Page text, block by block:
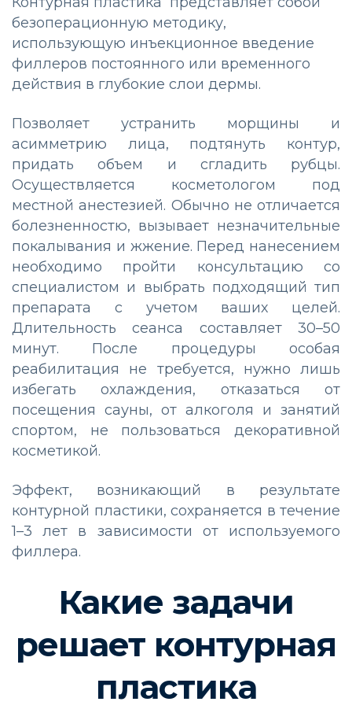
безоперационную методику,
использующую инъекционное введение
филлеров постоянного или временного
действия в глубокие слои дермы.
Позволяет устранить морщины и
асимметрию лица, подтянуть контур,
придать объем и сгладить рубцы.
Осуществляется косметологом под
местной анестезией. Обычно не отличается
болезненностю, вызывает незначительные
покалывания и жжение. Перед нанесением
необходимо пройти консультацию со
специалистом и выбрать подходящий тип
препарата с учетом ваших целей.
Длительность сеанса составляет 30–50
минут. После процедуры особая
реабилитация не требуется, нужно лишь
избегать охлаждения, отказаться от
посещения сауны, от алкоголя и занятий
спортом, не пользоваться декоративной
косметикой.
Эффект, возникающий в результате
контурной пластики, сохраняется в течение
1–3 лет в зависимости от используемого
филлера.
Какие задачи
решает контурная
пластика